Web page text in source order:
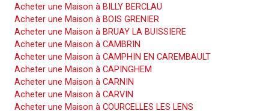
Acheter une Maison à BILLY BERCLAU
Acheter une Maison à BOIS GRENIER
Acheter une Maison à BRUAY LA BUISSIERE
Acheter une Maison à CAMBRIN
Acheter une Maison à CAMPHIN EN CAREMBAULT
Acheter une Maison à CAPINGHEM
Acheter une Maison à CARNIN
Acheter une Maison à CARVIN
Acheter une Maison à COURCELLES LES LENS